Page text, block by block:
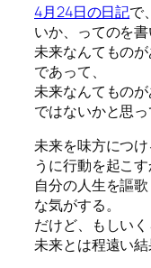
4月24日の日記で
いか、ってのを書
未来なんてもの
であって、
未来なんてもの
ではないかと思っ
未来を味方につ
うに行動を起こ
自分の人生を謳
な気がする。
だけど、もしい
未来とは程遠い結